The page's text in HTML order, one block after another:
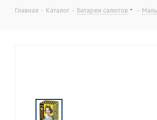
Главная - Каталог - Батареи салютов -